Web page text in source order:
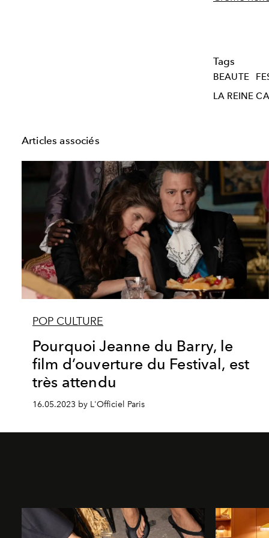
Tags
BEAUTE
LA REINE
Articles associés
POP CULTURE
Pourquoi Jeanne du Barry, le
film d’ouverture du Festival, est
très attendu
16.05.2023 by L'Officiel Paris